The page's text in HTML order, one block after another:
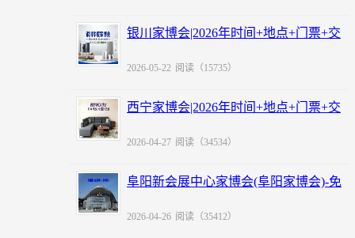
银川家博会|2026年时间+地点+门票+交
2026-05-22 阅读（15735）
西宁家博会|2026年时间+地点+门票+交
2026-04-27 阅读（34534）
阜阳新会展中心家博会(阜阳家博会)-免
2026-04-26 阅读（35412）